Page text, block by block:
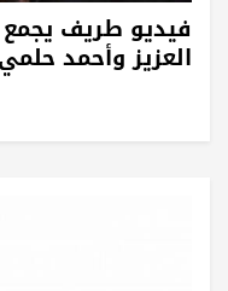
فيديو طريف يجمع
العزيز وأحمد حلمي